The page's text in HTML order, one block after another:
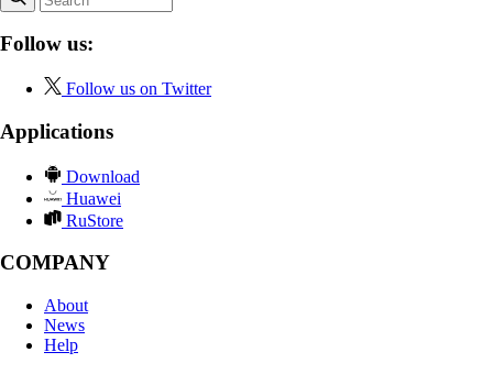
Follow us:
Follow us on Twitter
Applications
Download
Huawei
RuStore
COMPANY
About
News
Help